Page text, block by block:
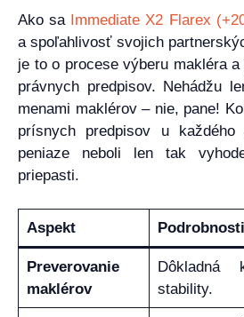
Ako sa Immediate X2 Flarex
a spoľahlivosť svojich
je to o procese výberu makléra
právnych predpisov. Nehádžu
menami maklérov – nie, pane!
prísnych predpisov u
peniaze neboli len tak
priepasti.
Aspekt
Preverovanie
maklérov
Dôkladná
stability.